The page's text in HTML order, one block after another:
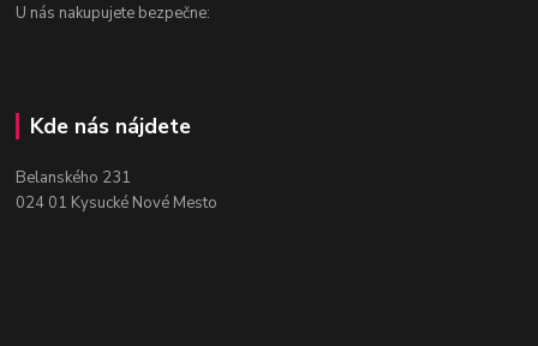
U nás nakupujete bezpečne:
Kde nás nájdete
Belanského 231
024 01 Kysucké Nové Mesto